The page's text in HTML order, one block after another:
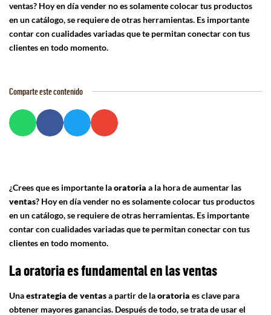
ventas? Hoy en día vender no es solamente colocar tus productos
en un catálogo, se requiere de otras herramientas. Es importante
contar con cualidades variadas que te permitan conectar con tus
clientes en todo momento.
Comparte este contenido
¿Crees que es importante laoratoria a la hora de aumentar las
ventas? Hoy en día vender no es solamente colocar tus productos
en un catálogo, se requiere de otras herramientas. Es importante
contar con cualidades variadas que te permitan conectar con tus
clientes en todo momento.
La oratoria es fundamental en las ventas
Unaestrategia deventasa partir de laoratoria es clave para
obtener mayores ganancias. Después de todo, se trata de usar el